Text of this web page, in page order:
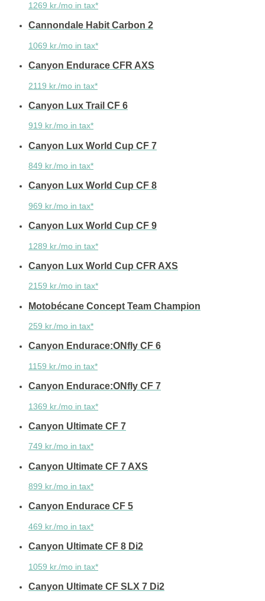
1269 kr./mo in tax*
Cannondale Habit Carbon 2
1069 kr./mo in tax*
Canyon Endurace CFR AXS
2119 kr./mo in tax*
Canyon Lux Trail CF 6
919 kr./mo in tax*
Canyon Lux World Cup CF 7
849 kr./mo in tax*
Canyon Lux World Cup CF 8
969 kr./mo in tax*
Canyon Lux World Cup CF 9
1289 kr./mo in tax*
Canyon Lux World Cup CFR AXS
2159 kr./mo in tax*
Motobécane Concept Team Champion
259 kr./mo in tax*
Canyon Endurace:ONfly CF 6
1159 kr./mo in tax*
Canyon Endurace:ONfly CF 7
1369 kr./mo in tax*
Canyon Ultimate CF 7
749 kr./mo in tax*
Canyon Ultimate CF 7 AXS
899 kr./mo in tax*
Canyon Endurace CF 5
469 kr./mo in tax*
Canyon Ultimate CF 8 Di2
1059 kr./mo in tax*
Canyon Ultimate CF SLX 7 Di2